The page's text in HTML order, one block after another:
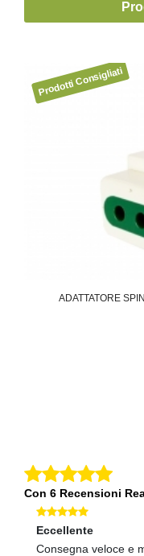
ADATTATORE
Con 6 Recensioni
Eccellente
Consegna veloce e